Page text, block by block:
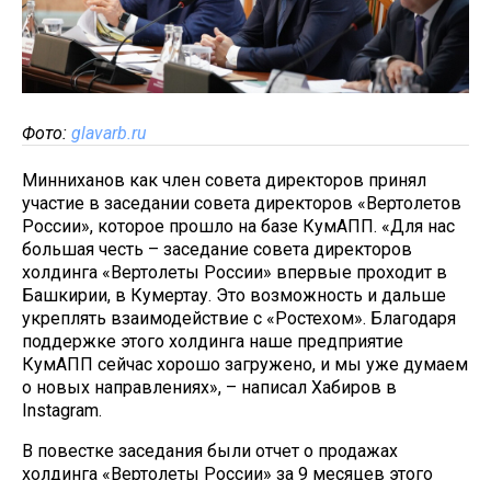
Фото: glavarb.ru
Минниханов как член совета директоров принял
участие в заседании совета директоров «Вертолетов
России», которое прошло на базе КумАПП. «Для нас
большая честь – заседание совета директоров
холдинга «Вертолеты России» впервые проходит в
Башкирии, в Кумертау. Это возможность и дальше
укреплять взаимодействие с «Ростехом». Благодаря
поддержке этого холдинга наше предприятие
КумАПП сейчас хорошо загружено, и мы уже думаем
о новых направлениях», – написал Хабиров в
Instagram.
В повестке заседания были отчет о продажах
холдинга «Вертолеты России» за 9 месяцев этого